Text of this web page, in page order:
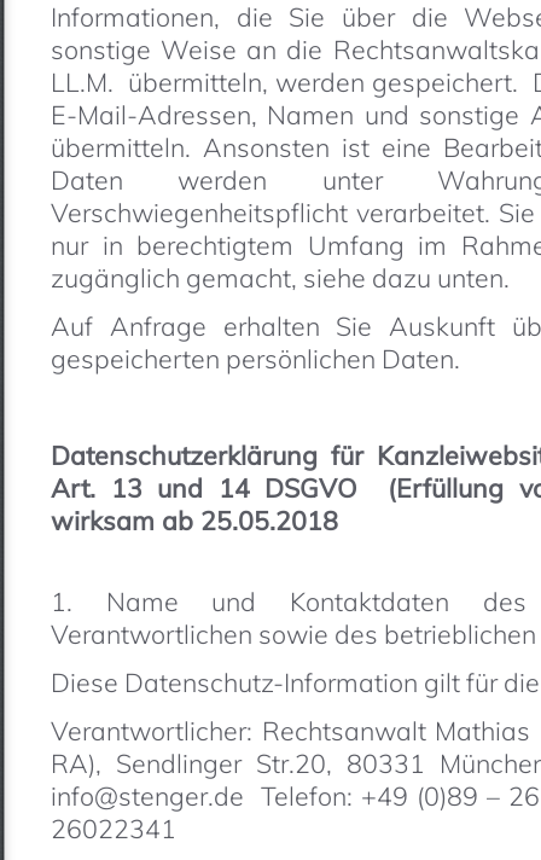
Informationen, die Sie über die
sonstige Weise an die
LL.M. übermitteln, werden gespeichert.
E-Mail-Adressen, Namen und sonstige
übermitteln. Ansonsten ist eine
Daten werden unter
Verschwiegenheitspflicht verarbeitet.
nur in berechtigtem Umfang im
zugänglich gemacht, siehe dazu unten.
Auf Anfrage erhalten Sie Auskunft
gespeicherten persönlichen Daten.
Datenschutzerklärung für
Art. 13 und 14 DSGVO (Erfüllung
wirksam ab 25.05.2018
1. Name und Kontaktdaten
Verantwortlichen sowie des
Diese Datenschutz-Information gilt für
Verantwortlicher: Rechtsanwalt Mathias
RA), Sendlinger Str.20, 80331
info@stenger.de Telefon: +49 (0)89 –
26022341